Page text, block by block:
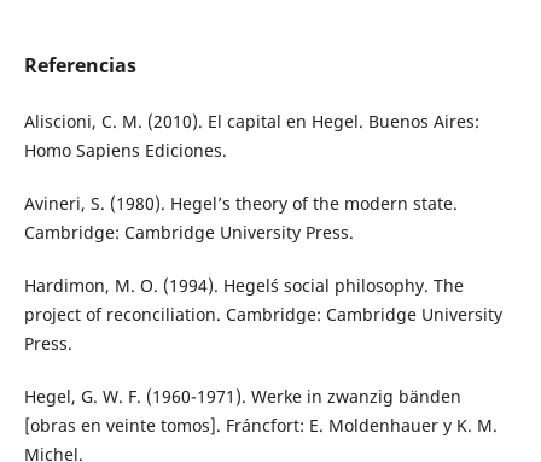
Referencias
Aliscioni, C. M. (2010). El capital en Hegel. Buenos Aires:
Homo Sapiens Ediciones.
Avineri, S. (1980). Hegel’s theory of the modern state.
Cambridge: Cambridge University Press.
Hardimon, M. O. (1994). Hegel´s social philosophy. The
project of reconciliation. Cambridge: Cambridge University
Press.
Hegel, G. W. F. (1960-1971). Werke in zwanzig bänden
[obras en veinte tomos]. Fráncfort: E. Moldenhauer y K. M.
Michel.